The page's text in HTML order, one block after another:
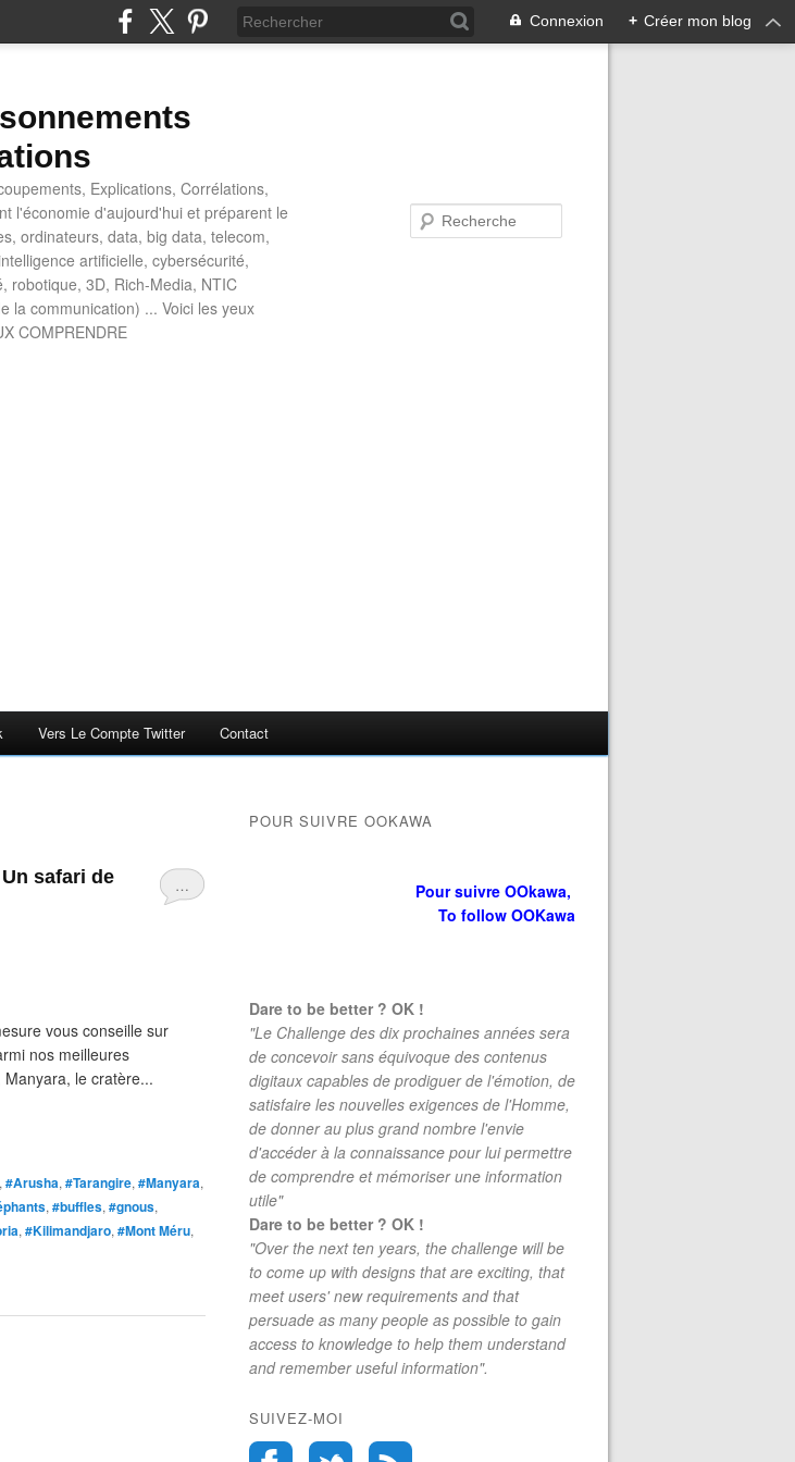
Connexion + Créer mon blog
Explications, Corrélations,
l'économie d'aujourd'hui et préparent le
ordinateurs, data, big data, telecom,
artificielle, cybersécurité,
robotique, 3D, Rich-Media, NTIC
la communication) ... Voici les yeux
COMPRENDRE
Vers Le Compte Twitter Contact
…
safari de
vous conseille sur
nos meilleures
le cratère...
, #Arusha, #Tarangire, #Manyara,
, #buffles, #gnous,
, #Kilimandjaro, #Mont Méru,
POUR SUIVRE OOKAWA
Pour suivre OOkawa,
To follow OOKawa
Dare to be better ? OK !
"Le Challenge des dix prochaines années sera
de concevoir sans équivoque des contenus
digitaux capables de prodiguer de l'émotion, de
satisfaire les nouvelles exigences de l'Homme,
de donner au plus grand nombre l'envie
d'accéder à la connaissance pour lui permettre
de comprendre et mémoriser une information
utile"
Dare to be better ? OK !
"Over the next ten years, the challenge will be
to come up with designs that are exciting, that
meet users' new requirements and that
persuade as many people as possible to gain
access to knowledge to help them understand
and remember useful information".
SUIVEZ-MOI